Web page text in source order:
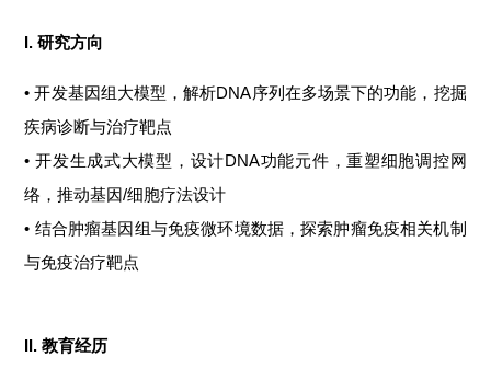
I. 研究方向
• 开发基因组大模型，解析DNA序列在多场景下的功能，挖掘
疾病诊断与治疗靶点
• 开发生成式大模型，设计DNA功能元件，重塑细胞调控网
络，推动基因/细胞疗法设计
• 结合肿瘤基因组与免疫微环境数据，探索肿瘤免疫相关机制
与免疫治疗靶点
II. 教育经历